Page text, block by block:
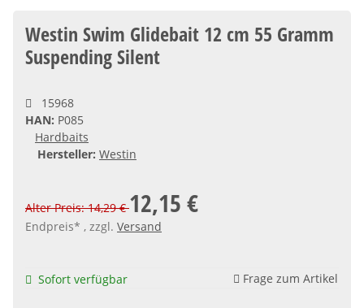
Westin Swim Glidebait 12 cm 55 Gramm
Suspending Silent
15968
HAN: P085
Hardbaits
Hersteller: Westin
Alter Preis: 14,29 €12,15 €
Endpreis* , zzgl. Versand
Sofort verfügbar Frage zum Artikel